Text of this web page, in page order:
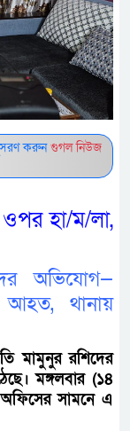
করুনগুগল নিউজ
হা/ম/লা,
অভিযোগ—
আহত, থানায়
মামুনুর রশিদের
মঙ্গলবার (১৪
অফিসের সামনে এ